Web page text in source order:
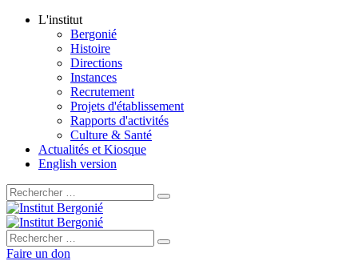
L'institut
Bergonié
Histoire
Directions
Instances
Recrutement
Projets d'établissement
Rapports d'activités
Culture & Santé
Actualités et Kiosque
English version
Rechercher :
Rechercher :
Faire un don